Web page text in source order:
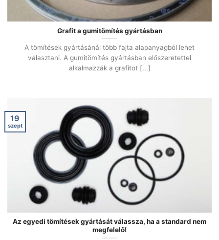
Grafit a gumitömítés gyártásban
A tömítések gyártásánál több fajta alapanyagból lehet
választani. A gumitömítés gyártásban előszeretettel
alkalmazzák a grafitot [...]
Az egyedi tömítések gyártását válassza, ha a standard nem
megfelelő!
19
szept